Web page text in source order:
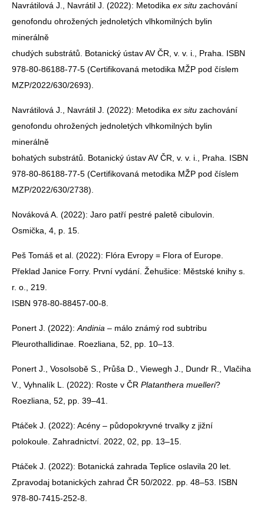
Navrátilová J., Navrátil J. (2022): Metodika ex situ zachování
genofondu ohrožených jednoletých vlhkomilných bylin
minerálně
chudých substrátů. Botanický ústav AV ČR, v. v. i., Praha. ISBN
978-80-86188-77-5 (Certifikovaná metodika MŽP pod číslem
MZP/2022/630/2693).
Navrátilová J., Navrátil J. (2022): Metodika ex situ zachování
genofondu ohrožených jednoletých vlhkomilných bylin
minerálně
bohatých substrátů. Botanický ústav AV ČR, v. v. i., Praha. ISBN
978-80-86188-77-5 (Certifikovaná metodika MŽP pod číslem
MZP/2022/630/2738).
Nováková A. (2022): Jaro patří pestré paletě cibulovin.
Osmička, 4, p. 15.
Peš Tomáš et al. (2022): Flóra Evropy = Flora of Europe.
Překlad Janice Forry. První vydání. Žehušice: Městské knihy s.
r. o., 219.
ISBN 978-80-88457-00-8.
Ponert J. (2022): Andinia – málo známý rod subtribu
Pleurothallidinae. Roezliana, 52, pp. 10–13.
Ponert J., Vosolsobě S., Průša D., Viewegh J., Dundr R., Vlačiha
V., Vyhnalík L. (2022): Roste v ČR Platanthera muelleri?
Roezliana, 52, pp. 39–41.
Ptáček J. (2022): Acény – půdopokryvné trvalky z jižní
polokoule. Zahradnictví. 2022, 02, pp. 13–15.
Ptáček J. (2022): Botanická zahrada Teplice oslavila 20 let.
Zpravodaj botanických zahrad ČR 50/2022. pp. 48–53. ISBN
978-80-7415-252-8.